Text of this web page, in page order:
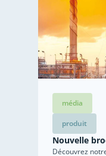
média
produit
Nouvelle
Découvrez